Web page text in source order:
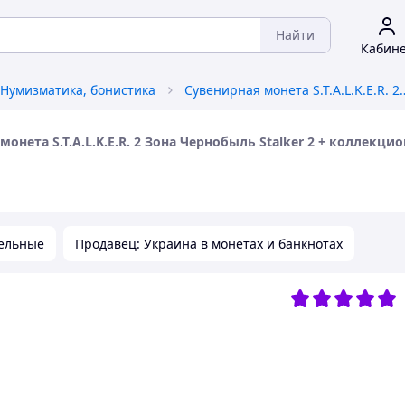
Найти
Нумизматика, бонистика Сувенирная монета
S.T.A.L.K.E.R. 2 Зона Чернобыль Stalker 2 +
Продавец: Украина в монетах и ​​банкнотах